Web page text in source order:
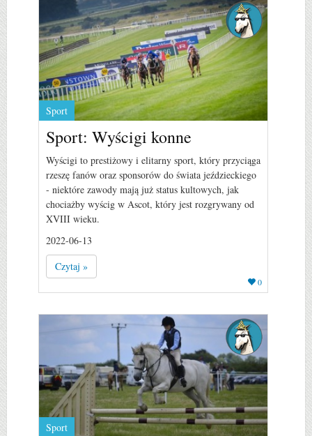
Sport
Sport: Wyścigi konne
Wyścigi to prestiżowy i elitarny sport, który przyciąga
rzeszę fanów oraz sponsorów do świata jeździeckiego
- niektóre zawody mają już status kultowych, jak
chociażby wyścig w Ascot, który jest rozgrywany od
XVIII wieku.
2022-06-13
Czytaj »
0
Sport